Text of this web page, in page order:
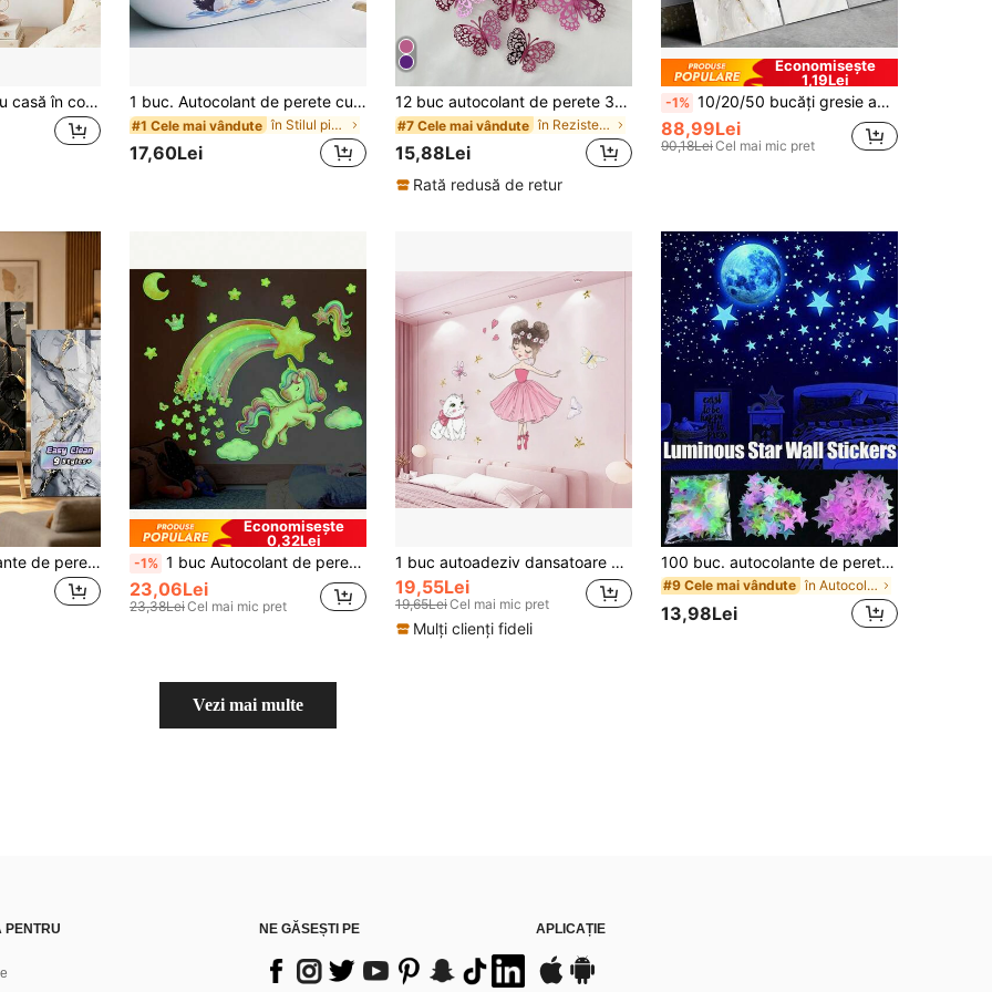
Autocolant mural cu casă în copac pentru zâne, elfă roz și iepuraș cu fluture, mural în acuarelă detașabil, potrivit pentru decorarea camerei de copii pentru fete, grădiniță, cameră de joacă și cameră de bebeluș, artă adezivă murală drăguță și visătoare 1 buc. Autocolant de perete cu pinguin drăguț înot, 20x60cm, design moale și adorabil, decor pentru baie pentru a crea o ambianță proaspătă
#1 Cele mai vândute în Stilul picturii în ulei Autocolante de perete
17,60Lei
12 buc autocolant de perete 3D cu fluturi goli, autocolant fluture din hârtie roz pentru decor acasă, autocolante, decal de perete, decal vinil pentru decorațiuni interioare, articole de decor de primăvară, reîmprospătați-vă casa, autocolante decorative Rama, decor școlar, surpriză școlară, decor dormitor, decor cameră înapoi la școală, rechizite școlare
#7 Cele mai vândute în Rezistent la apă Autocolante fluture
15,88Lei
Rată redusă de retur
Economisește
1,19Lei
-1% 10/20/50 bucăți gresie autoadezive cu efect de marmură, autocolante din spumă de vinil, impermeabile și rezistente la umiditate, ușor de curățat și tăiat, pentru baie, sufragerie, bucătărie, renovare dormitor
88,99Lei
90,18LeiCel mai mic pret
10/22 buc autocolante de perete 3D imitație marmură pentru faianță ceramică, panouri de perete autoadezive din PVC groase pentru decorarea casei - adeziv puternic, ușor de instalat
Economisește
0,32Lei
-1% 1 buc Autocolant de perete cu unicorn și fluture curcubeu strălucitor - Decal reutilizabil din PVC pentru dormitor, living și decor interior, cu modele de stele și nori
23,06Lei
23,38LeiCel mai mic pret
1 buc autoadeziv dansatoare de desene animate, pisică și fluture autocolant de perete pentru dormitor, living și decor de casă, autocolante, decal de perete, decal vinil pentru decorațiuni interioare, articole de decor de primăvară reîmprospătați-vă casa, autocolante decorative Rama cadouri ziua de naștere absolvire
19,55Lei
19,65LeiCel mai mic pret
Mulți clienți fideli
100 buc. autocolante de perete în formă de stele fosforescente de 3 cm, 3D, decorative, din plastic, autoadezive, durabile, decor artistic pentru tavan, pereții dormitorului, cameră și baie
#9 Cele mai vândute în Autocolante strălucitoare
13,98Lei
Vezi mai multe
PENTRU
NE GĂSEȘTI PE APLICAȚIE